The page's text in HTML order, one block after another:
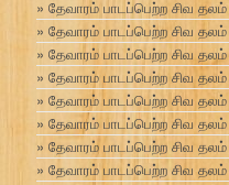
தேவாரம் பாடப்பெற்ற சிவ
தேவாரம் பாடப்பெற்ற சிவ தலம்
தேவாரம் பாடப்பெற்ற சிவ தலம்
தேவாரம் பாடப்பெற்ற சிவ தலம்
தேவாரம் பாடப்பெற்ற சிவ தலம்
தேவாரம் பாடப்பெற்ற சிவ தலம்
தேவாரம் பாடப்பெற்ற சிவ தலம்
தேவாரம் பாடப்பெற்ற சிவ தலம்